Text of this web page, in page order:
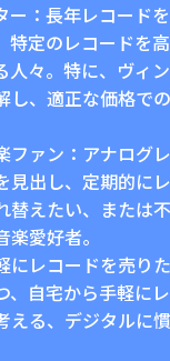
ー：長年レコード
特定のレコードを
人々。特に、ヴィ
し、適正な価格で
ファン：アナログ
見出し、定期的に
替えたい、または
愛好者。
にレコードを売り
、自宅から手軽に
える、デジタルに